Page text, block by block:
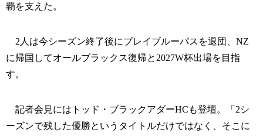
覇を支えた。
2人は今シーズン終了後にブレイブルーパスを退団、NZ
に帰国してオールブラックス復帰と2027W杯出場を目指
す。
記者会見にはトッド・ブラックアダーHCも登壇。「2シ
ーズンで残した優勝というタイトルだけではなく、そこに